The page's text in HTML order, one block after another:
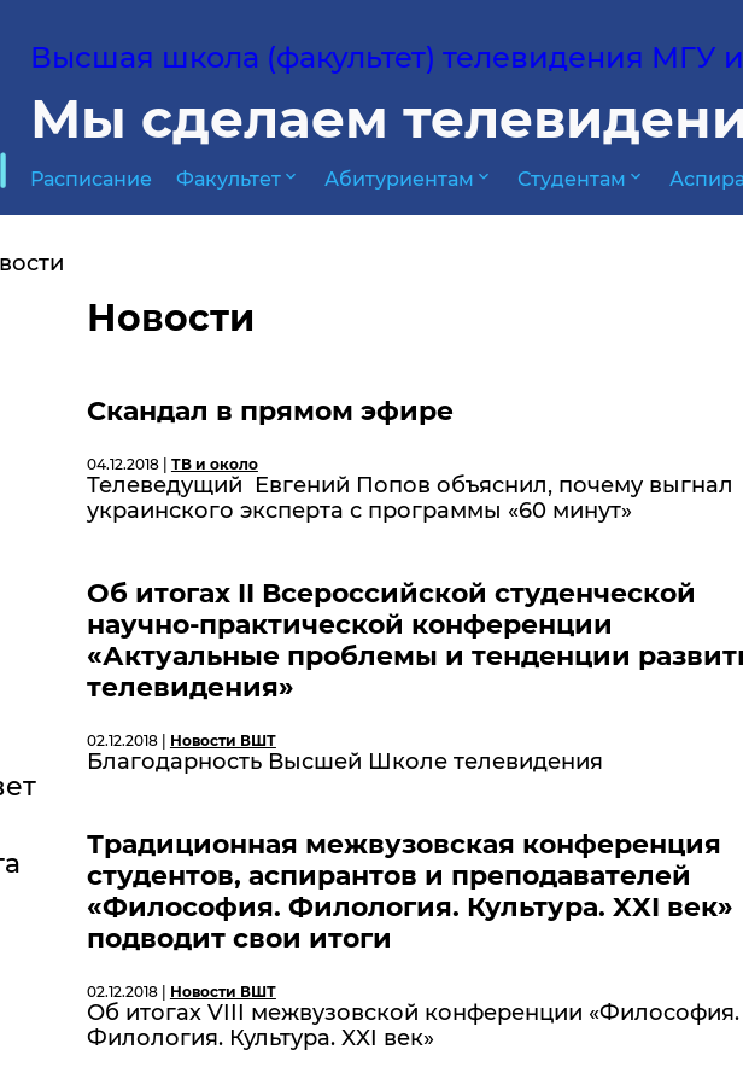
Высшая школа (факультет) телевидения МГУ
Мы сделаем
Расписание Факультет expand_more Абитуриентам expand_more Студентам expand_more
Новости
Скандал в прямом эфире
04.12.2018 | ТВ и около
Телеведущий Евгений Попов объяснил, почему выгнал
украинского эксперта с программы «60 минут»
Об итогах II Всероссийской студенческой
научно-практической конференции
«Актуальные проблемы и тенденции
телевидения»
02.12.2018 | Новости ВШТ
Благодарность Высшей Школе телевидения
Традиционная межвузовская конференция
студентов, аспирантов и преподавателей
«Философия. Филология. Культура. XXI век»
подводит свои итоги
02.12.2018 | Новости ВШТ
Об итогах VIII межвузовской конференции «Философия.
Филология. Культура. XXI век»